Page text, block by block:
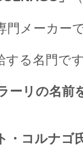
門メーカー
する名門で
ーリの名前
・コルナゴ